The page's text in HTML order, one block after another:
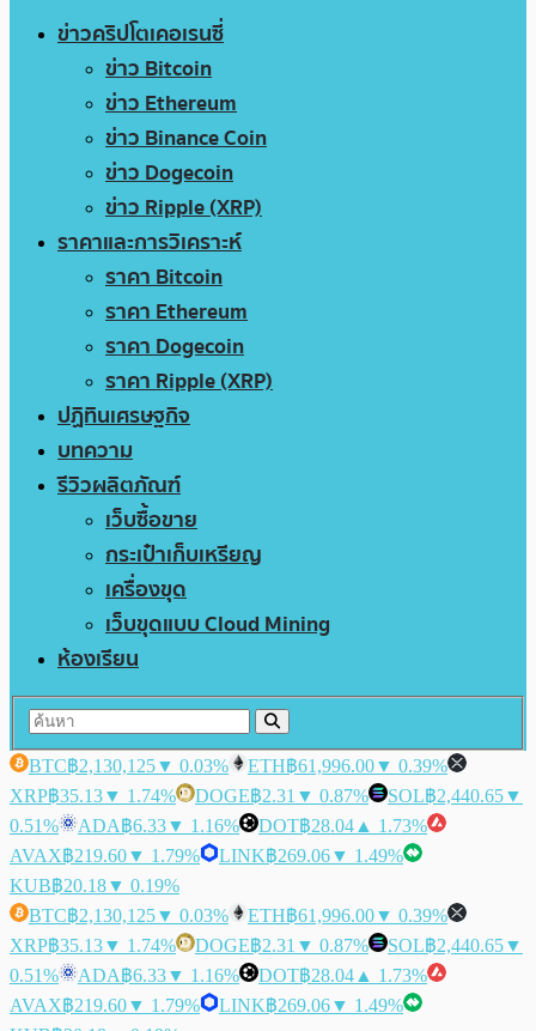
ข่าวคริปโตเคอเรนซี่
ข่าว Bitcoin
ข่าว Ethereum
ข่าว Binance Coin
ข่าว Dogecoin
ข่าว Ripple (XRP)
ราคาและการวิเคราะห์
ราคา Bitcoin
ราคา Ethereum
ราคา Dogecoin
ราคา Ripple (XRP)
ปฏิทินเศรษฐกิจ
บทความ
รีวิวผลิตภัณฑ์
เว็บซื้อขาย
กระเป๋าเก็บเหรียญ
เครื่องขุด
เว็บขุดแบบ Cloud Mining
ห้องเรียน
BTC฿2,130,125▼ 0.03% ETH฿61,996.00▼ 0.39%
XRP฿35.13▼ 1.74% DOGE฿2.31 ▼ 0.87% SOL฿2,440.65▼
0.51%
ADA฿6.33▼ 1.16% DOT฿28.04 ▲ 1.73%
AVAX฿219.60▼ 1.79% LINK฿269.06▼ 1.49%
KUB฿20.18▼ 0.19%
BTC฿2,130,125▼ 0.03% ETH฿61,996.00▼ 0.39%
XRP฿35.13▼ 1.74% DOGE฿2.31 ▼ 0.87% SOL฿2,440.65▼
0.51%
ADA฿6.33▼ 1.16% DOT฿28.04 ▲ 1.73%
AVAX฿219.60▼ 1.79% LINK฿269.06▼ 1.49%